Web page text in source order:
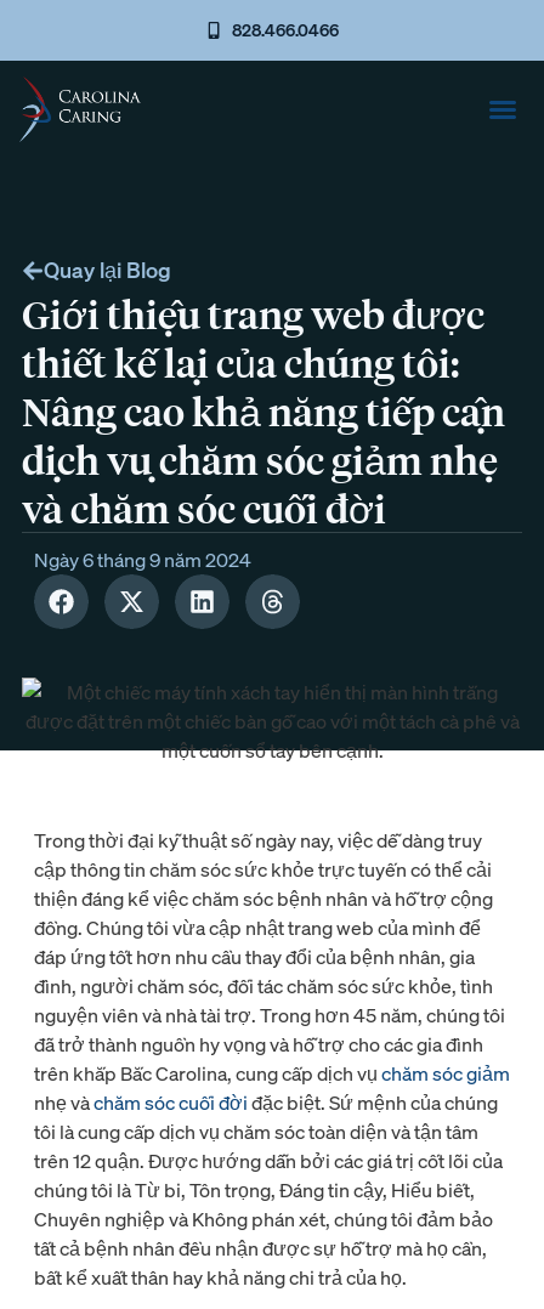
828.466.0466
Quay lại Blog
Giới thiệu trang web được
thiết kế lại của chúng tôi:
Nâng cao khả năng tiếp cận
dịch vụ chăm sóc giảm nhẹ
và chăm sóc cuối đời
Ngày 6 tháng 9 năm 2024
Trong thời đại kỹ thuật số ngày nay, việc dễ dàng truy
cập thông tin chăm sóc sức khỏe trực tuyến có thể cải
thiện đáng kể việc chăm sóc bệnh nhân và hỗ trợ cộng
đồng. Chúng tôi vừa cập nhật trang web của mình để
đáp ứng tốt hơn nhu cầu thay đổi của bệnh nhân, gia
đình, người chăm sóc, đối tác chăm sóc sức khỏe, tình
nguyện viên và nhà tài trợ. Trong hơn 45 năm, chúng tôi
đã trở thành nguồn hy vọng và hỗ trợ cho các gia đình
trên khắp Bắc Carolina, cung cấp dịch vụchăm sóc giảm
nhẹ vàchăm sóc cuối đờiđặc biệt. Sứ mệnh của chúng
tôi là cung cấp dịch vụ chăm sóc toàn diện và tận tâm
trên 12 quận. Được hướng dẫn bởi các giá trị cốt lõi của
chúng tôi là Từ bi, Tôn trọng, Đáng tin cậy, Hiểu biết,
Chuyên nghiệp và Không phán xét, chúng tôi đảm bảo
tất cả bệnh nhân đều nhận được sự hỗ trợ mà họ cần,
bất kể xuất thân hay khả năng chi trả của họ.